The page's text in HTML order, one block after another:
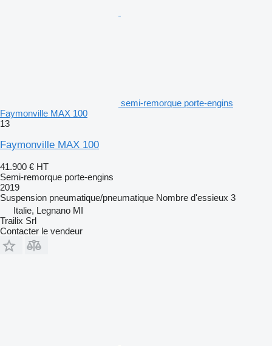
semi-remorque porte-engins
Faymonville MAX 100
13
Faymonville MAX 100
41.900 € HT
Semi-remorque porte-engins
2019
Suspension pneumatique/pneumatique Nombre d'essieux 3
Italie, Legnano MI
Trailix Srl
Contacter le vendeur